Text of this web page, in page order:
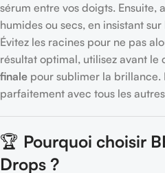
sérum entre vos doigts. Ensuite,
humides ou secs, en insistant
Évitez les racines pour ne pas
résultat optimal, utilisez avant le
finale pour sublimer la brillance.
parfaitement avec tous les
🏆 Pourquoi choisir
Drops ?